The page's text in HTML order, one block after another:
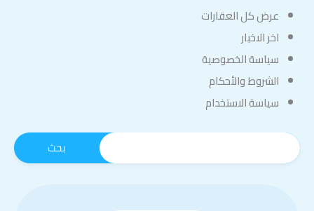
عرض كل العقارات
اخر الاخبار
سياسة الخصوصية
الشروط والأحكام
سياسة الاستخدام